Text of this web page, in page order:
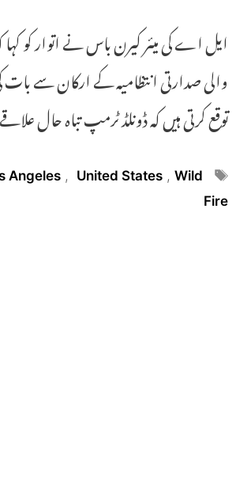
ایل اے کی میئر کیرن باس نے اتوار کو
والی صدارتی انتظامیہ کے ارکان سے بات
توقع کرتی ہیں کہ ڈونلڈ ٹرمپ تباہ حال
Tags
Angeles , United States , Wild
Fire